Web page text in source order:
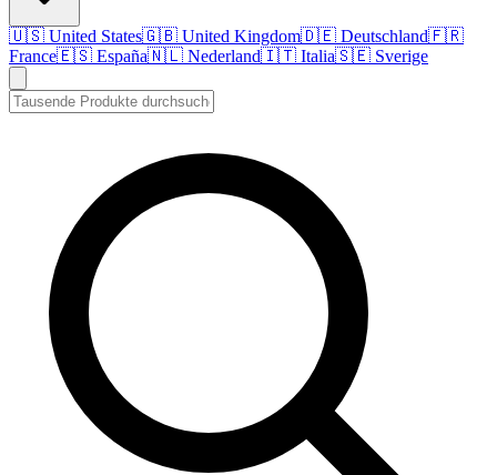
🇺🇸 United States🇬🇧 United Kingdom🇩🇪 Deutschland🇫🇷
France🇪🇸 España🇳🇱 Nederland🇮🇹 Italia🇸🇪 Sverige